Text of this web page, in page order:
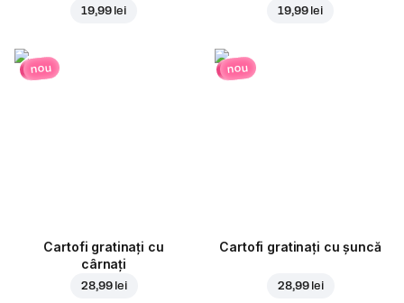
19,99 lei 19,99 lei
nou
Cartofi gratinați cu
cârnați
28,99 lei
nou
Cartofi gratinați cu șuncă
28,99 lei